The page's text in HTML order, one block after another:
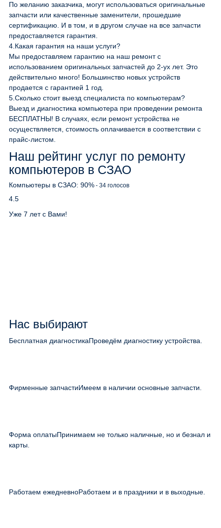
По желанию заказчика, могут использоваться оригинальные
запчасти или качественные заменители, прошедшие
сертификацию. И в том, и в другом случае на все запчасти
предоставляется гарантия.
4. Какая гарантия на наши услуги?
Мы предоставляем гарантию на наш ремонт с
использованием оригинальных запчастей до 2-ух лет. Это
действительно много! Большинство новых устройств
продается с гарантией 1 год.
5. Сколько стоит выезд специалиста по компьютерам?
Выезд и диагностика компьютера при проведении ремонта
БЕСПЛАТНЫ! В случаях, если ремонт устройства не
осуществляется, стоимость оплачивается в соответствии с
прайс-листом.
Наш рейтинг услуг по ремонту
компьютеров в СЗАО
Компьютеры в СЗАО: 90% - 34 голосов
4.5
Уже 7 лет с Вами!
Нас выбирают
Бесплатная диагностикаПроведём диагностику устройства.
Фирменные запчастиИмеем в наличии основные запчасти.
Форма оплатыПринимаем не только наличные, но и безнал и
карты.
Работаем ежедневноРаботаем и в праздники и в выходные.